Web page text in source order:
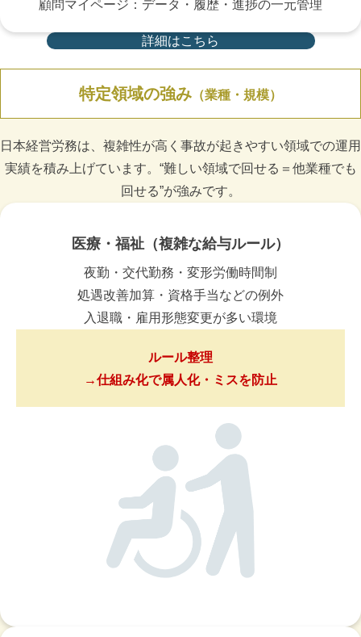
顧問マイページ：データ・履歴・進捗の一元管理
詳細はこちら
特定領域の強み （業種・規模）
日本経営労務は、複雑性が高く事故が起きやすい領域での運用
実績を積み上げています。“難しい領域で回せる＝他業種でも
回せる”が強みです。
医療・福祉（複雑な給与ルール）
夜勤・交代勤務・変形労働時間制
処遇改善加算・資格手当などの例外
入退職・雇用形態変更が多い環境
ルール整理
→仕組み化で属人化・ミスを防止